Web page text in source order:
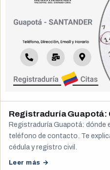
Registraduría Guapotá:
Registraduría Guapotá: dónde
teléfono de contacto. Te
cédula y registro civil.
Leer más →